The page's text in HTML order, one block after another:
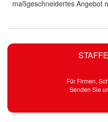
Für Firmen,
Senden Sie
maßgeschneidertes Angebot